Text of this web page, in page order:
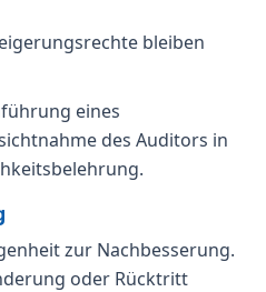
bleiben
eines
des Auditors in
zur Nachbesserung.
oder Rücktritt